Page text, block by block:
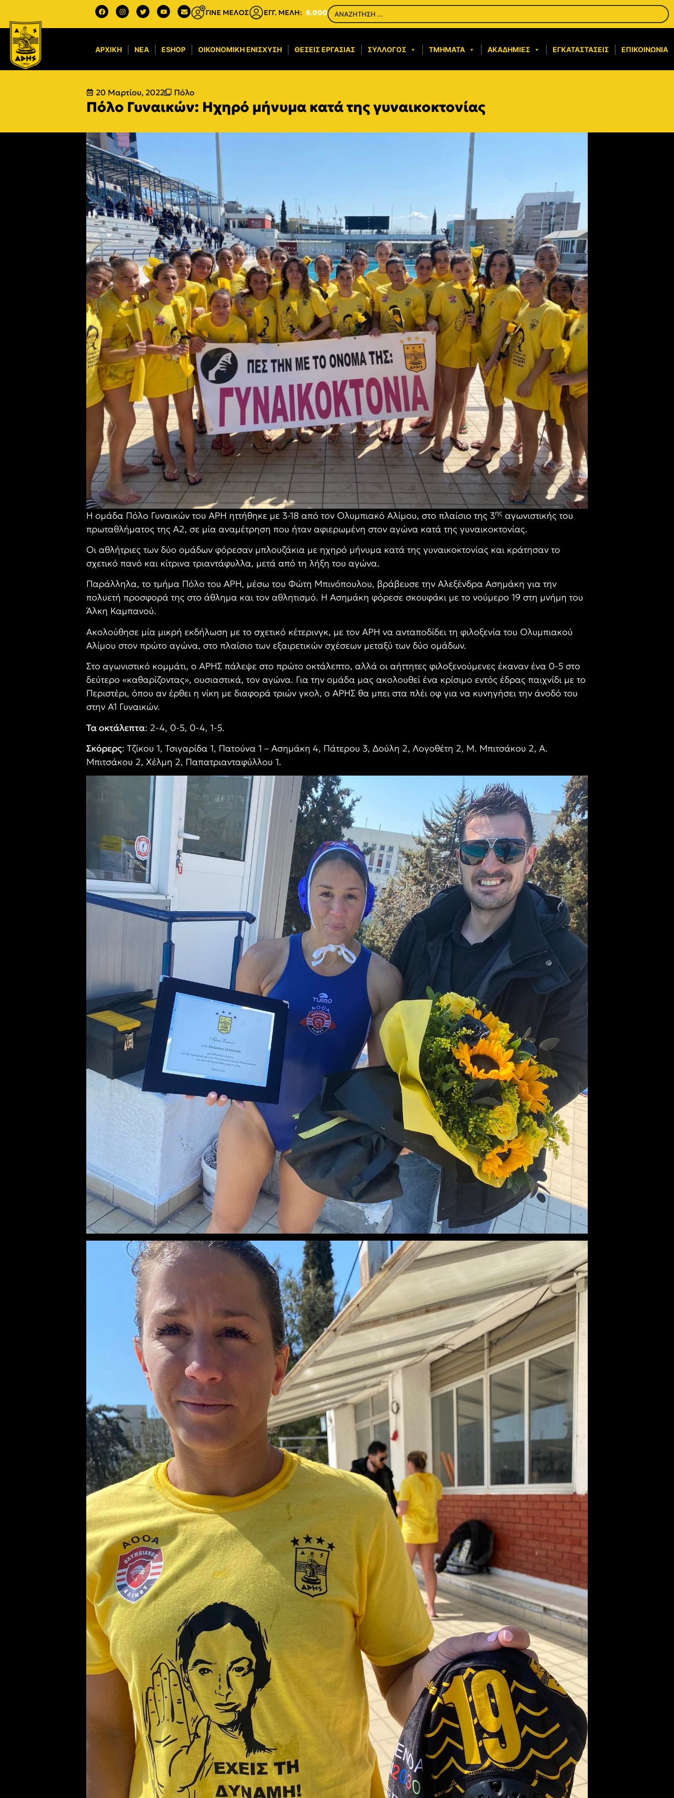
ΓΙΝΕ ΜΕΛΟΣ ΕΓΓ. ΜΕΛΗ: 8.000
ΑΡΧΙΚΉ ΝΈΑ ESHOP ΟΙΚΟΝΟΜΙΚΉ ΕΝΊΣΧΥΣΗ​ ΘΈΣΕΙΣ ΕΡΓΑΣΊΑΣ ΣΎΛΛΟΓΟΣ ΤΜΉΜΑΤΑ ΑΚΑΔΗΜΊΕΣ ΕΓΚΑΤΑΣΤΆΣΕΙΣ ΕΠΙΚΟΙΝΩΝΊΑ
20 Μαρτίου, 2022 Πόλο
Πόλο Γυναικών: Ηχηρό μήνυμα κατά της γυναικοκτονίας
Η ομάδα Πόλο Γυναικών του ΑΡΗ ηττήθηκε με 3-18 από τον Ολυμπιακό Αλίμου, στο πλαίσιο της 3ης αγωνιστικής του
πρωταθλήματος της Α2, σε μία αναμέτρηση που ήταν αφιερωμένη στον αγώνα κατά της γυναικοκτονίας.
Οι αθλήτριες των δύο ομάδων φόρεσαν μπλουζάκια με ηχηρό μήνυμα κατά της γυναικοκτονίας και κράτησαν το
σχετικό πανό και κίτρινα τριαντάφυλλα, μετά από τη λήξη του αγώνα.
Παράλληλα, το τμήμα Πόλο του ΑΡΗ, μέσω του Φώτη Μπινόπουλου, βράβευσε την Αλεξένδρα Ασημάκη για την
πολυετή προσφορά της στο άθλημα και τον αθλητισμό. Η Ασημάκη φόρεσε σκουφάκι με το νούμερο 19 στη μνήμη του
Άλκη Καμπανού.
Ακολούθησε μία μικρή εκδήλωση με το σχετικό κέτερινγκ, με τον ΑΡΗ να ανταποδίδει τη φιλοξενία του Ολυμπιακού
Αλίμου στον πρώτο αγώνα, στο πλαίσιο των εξαιρετικών σχέσεων μεταξύ των δύο ομάδων.
Στο αγωνιστικό κομμάτι, ο ΑΡΗΣ πάλεψε στο πρώτο οκτάλεπτο, αλλά οι αήττητες φιλοξενούμενες έκαναν ένα 0-5 στο
δεύτερο «καθαρίζοντας», ουσιαστικά, τον αγώνα. Για την ομάδα μας ακολουθεί ένα κρίσιμο εντός έδρας παιχνίδι με το
Περιστέρι, όπου αν έρθει η νίκη με διαφορά τριών γκολ, ο ΑΡΗΣ θα μπει στα πλέι οφ για να κυνηγήσει την άνοδό του
στην Α1 Γυναικών.
Τα οκτάλεπτα: 2-4, 0-5, 0-4, 1-5.
Σκόρερς: Τζίκου 1, Τσιγαρίδα 1, Πατούνα 1 – Ασημάκη 4, Πάτερου 3, Δούλη 2, Λογοθέτη 2, Μ. Μπιτσάκου 2, Α.
Μπιτσάκου 2, Χέλμη 2, Παπατριανταφύλλου 1.